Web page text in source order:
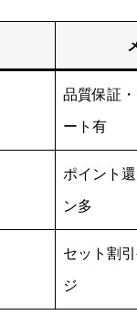
品質保証
ート有
ポイント
ン多
セット割
ジ